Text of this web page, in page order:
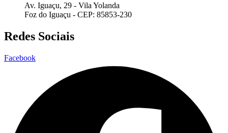
Av. Iguaçu, 29 - Vila Yolanda
Foz do Iguaçu - CEP: 85853-230
Redes Sociais
Facebook